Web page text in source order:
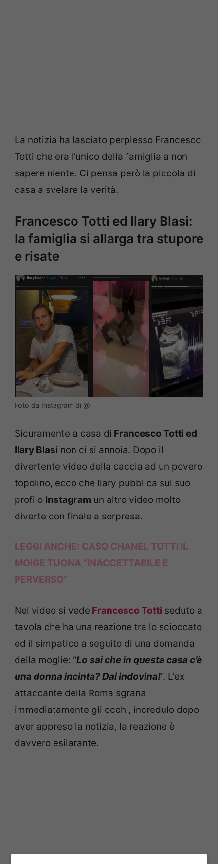
La notizia ha lasciato perplesso Francesco
Totti che era l’unico della famiglia a non
sapere niente. Ci pensa però la piccola di
casa a svelare la verità.
Francesco Totti ed Ilary Blasi:
la famiglia si allarga tra stupore
e risate
Foto da Instagram di @
Sicuramente a casa di Francesco Totti ed
Ilary Blasi non ci si annoia. Dopo il
divertente video della caccia ad un povero
topolino, ecco che Ilary pubblica sul suo
profilo Instagram un altro video molto
diverte con finale a sorpresa.
LEGGI ANCHE: CASO CHANEL TOTTI IL
MOIGE TUONA “INACCETTABILE E
PERVERSO”
Nel video si vede Francesco Totti seduto a
tavola che ha una reazione tra lo scioccato
ed il simpatico a seguito di una domanda
della moglie: “Lo sai che in questa casa c’è
una donna incinta? Dai indovina!“. L’ex
attaccante della Roma sgrana
immediatamente gli occhi, incredulo dopo
aver appreso la notizia, la reazione è
davvero esilarante.